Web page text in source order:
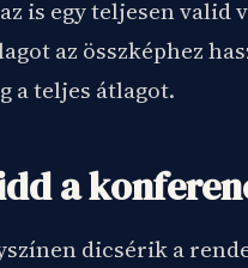
is egy teljesen valid
az összképhez
a teljes átlagot.
a
dicsérik a